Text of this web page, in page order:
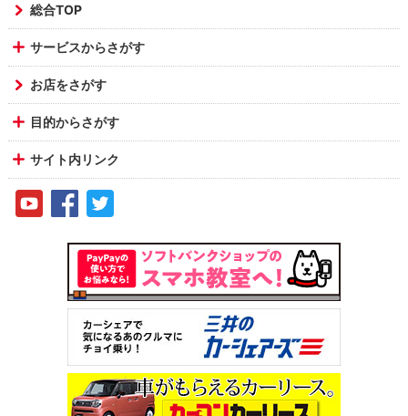
総合TOP
サービスからさがす
お店をさがす
目的からさがす
サイト内リンク